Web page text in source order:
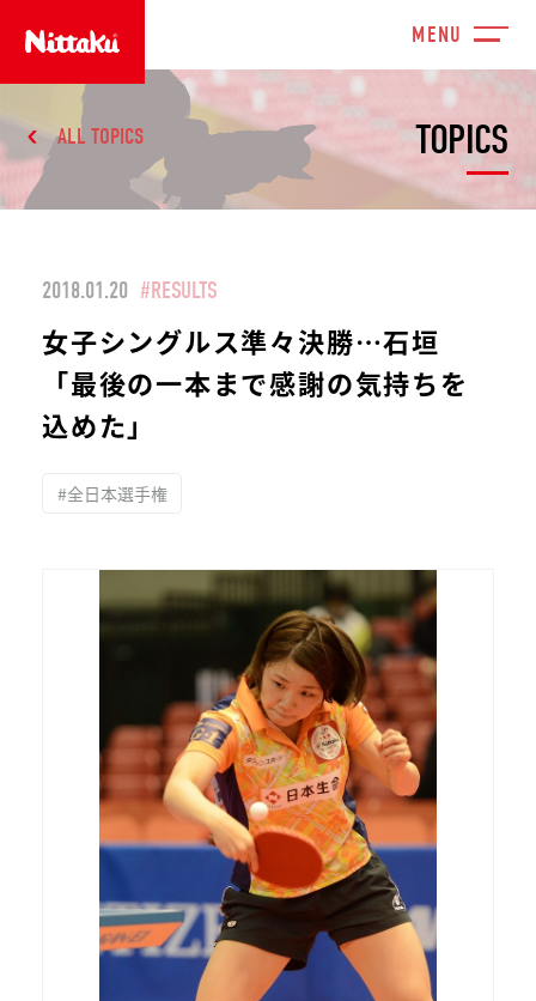
TOPICS
ALL TOPICS
2018.01.20 #RESULTS
女子シングルス準々決勝…石垣
「最後の一本まで感謝の気持ちを
込めた」
#全日本選手権